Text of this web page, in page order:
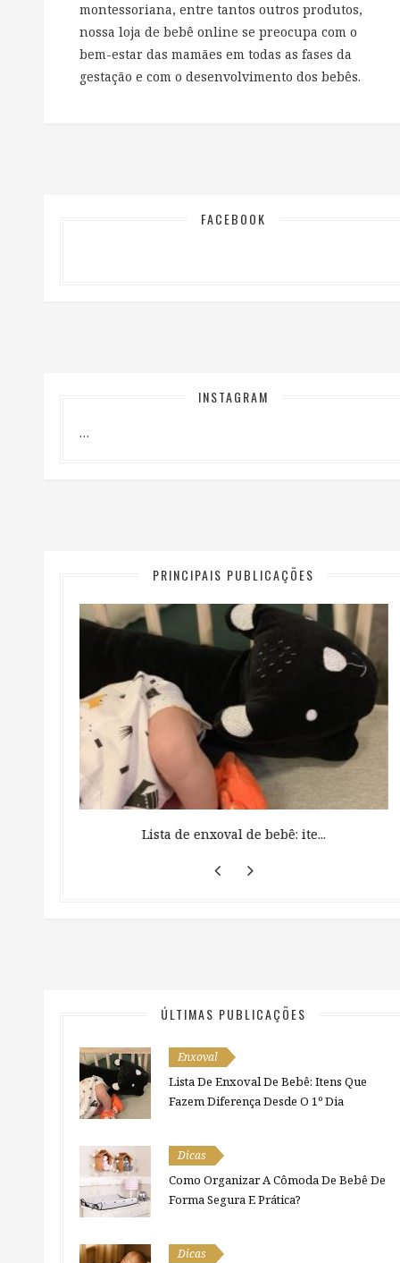
montessoriana, entre tantos outros produtos,
nossa loja de bebê online se preocupa com o
bem-estar das mamães em todas as fases da
gestação e com o desenvolvimento dos bebês.
FACEBOOK
INSTAGRAM
…
PRINCIPAIS PUBLICAÇÕES
Lista de enxoval de bebê: ite...
ÚLTIMAS PUBLICAÇÕES
Enxoval
Lista De Enxoval De Bebê: Itens Que
Fazem Diferença Desde O 1º Dia
Dicas
Como Organizar A Cômoda De Bebê De
Forma Segura E Prática?
Dicas